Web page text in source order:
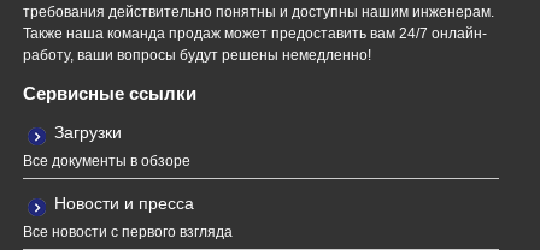
требования действительно понятны и доступны нашим инженерам.
Также наша команда продаж может предоставить вам 24/7 онлайн-
работу, ваши вопросы будут решены немедленно!
Сервисные ссылки
Загрузки
Все документы в обзоре
Новости и пресса
Все новости с первого взгляда